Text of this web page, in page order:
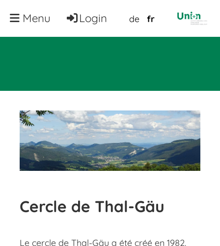
Login de fr
Menu
Cercle de Thal-Gäu
Le cercle de Thal-Gäu a été créé en 1982.